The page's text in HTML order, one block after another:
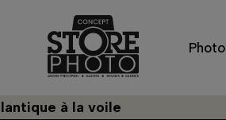
Photo
à la voile